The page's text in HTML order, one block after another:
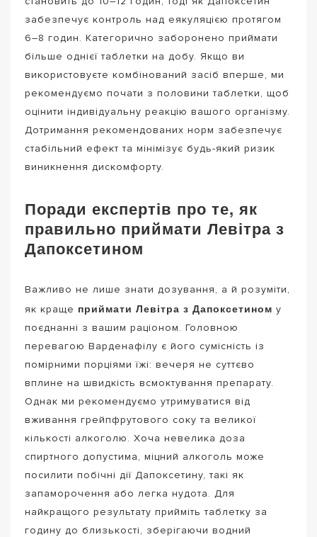
забезпечує контроль над еякуляцією протягом
6–8 годин. Категорично заборонено приймати
більше однієї таблетки на добу. Якщо ви
використовуєте комбінований засіб вперше, ми
рекомендуємо почати з половини таблетки, щоб
оцінити індивідуальну реакцію вашого організму.
Дотримання рекомендованих норм забезпечує
стабільний ефект та мінімізує будь-який ризик
виникнення дискомфорту.
Поради експертів про те, як
правильно приймати Левітра з
Дапоксетином
Важливо не лише знати дозування, а й розуміти,
як краще приймати Левітра з Дапоксетином у
поєднанні з вашим раціоном. Головною
перевагою Варденафілу є його сумісність із
помірними порціями їжі: вечеря не суттєво
вплине на швидкість всмоктування препарату.
Однак ми рекомендуємо утримуватися від
вживання грейпфрутового соку та великої
кількості алкоголю. Хоча невелика доза
спиртного допустима, міцний алкоголь може
посилити побічні дії Дапоксетину, такі як
запаморочення або легка нудота. Для
найкращого результату прийміть таблетку за
годину до близькості, зберігаючи водний